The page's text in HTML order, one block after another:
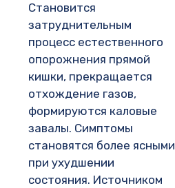
Становится
затруднительным
процесс естественного
опорожнения прямой
кишки, прекращается
отхождение газов,
формируются каловые
завалы. Симптомы
становятся более ясными
при ухудшении
состояния. Источником